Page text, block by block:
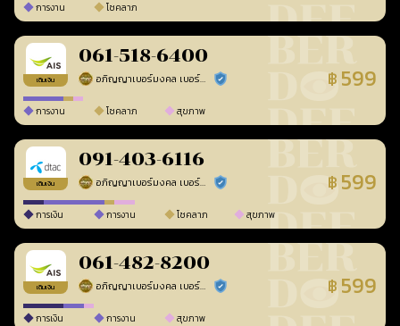
การงาน โชคลาภ
เติมเงิน
061-518-6400
อภิญญาเบอร์มงคล เบอร์สวยเลขศาสตร์ ร้านยืนยันแล้ว ฿ 599
การงาน โชคลาภ สุขภาพ
เติมเงิน
091-403-6116
อภิญญาเบอร์มงคล เบอร์สวยเลขศาสตร์ ร้านยืนยันแล้ว ฿ 599
การเงิน การงาน โชคลาภ สุขภาพ
เติมเงิน
061-482-8200
อภิญญาเบอร์มงคล เบอร์สวยเลขศาสตร์ ร้านยืนยันแล้ว ฿ 599
การเงิน การงาน สุขภาพ